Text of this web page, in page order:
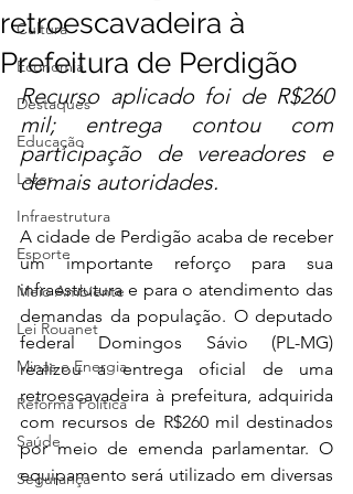
Cultura
Economia
Destaques
Educação
Lazer
Infraestrutura
Esporte
Meio Ambiente
Lei Rouanet
Minas e Energia
Reforma Política
Saúde
Segurança
retroescavadeira à
Prefeitura de Perdigão
Recurso aplicado foi de R$260
mil; entrega contou com
participação de vereadores e
demais autoridades.
A cidade de Perdigão acaba de receber
um importante reforço para sua
infraestrutura e para o atendimento das
demandas da população. O deputado
federal Domingos Sávio (PL-MG)
realizou a entrega oficial de uma
retroescavadeira à prefeitura, adquirida
com recursos de R$260 mil destinados
por meio de emenda parlamentar. O
equipamento será utilizado em diversas